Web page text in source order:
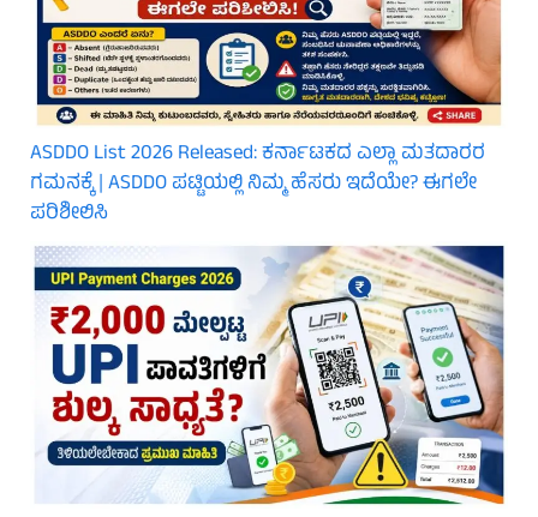
ASDDO List 2026 Released: ಕರ್ನಾಟಕದ ಎಲ್ಲಾ ಮತದಾರರ
ಗಮನಕ್ಕೆ | ASDDO ಪಟ್ಟಿಯಲ್ಲಿ ನಿಮ್ಮ ಹೆಸರು ಇದೆಯೇ? ಈಗಲೇ
ಪರಿಶೀಲಿಸಿ